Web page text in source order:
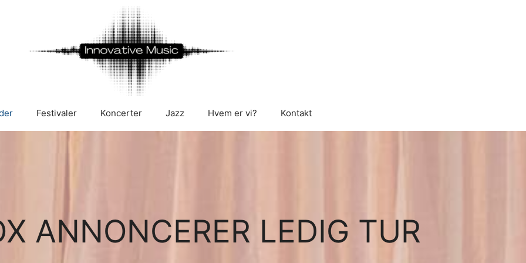
Festivaler Koncerter Jazz Hvem er vi? Kontakt
ANNONCERER LEDIG TUR